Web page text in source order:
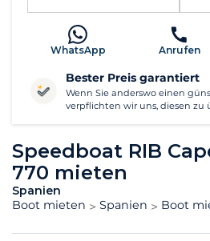
Speedboat RIB
770 mieten
Spanien
Boot mieten
Spanien Boot
WhatsApp Anrufen
Bester Preis garantiert
Wenn Sie anderswo einen
verpflichten wir uns, diesen zu